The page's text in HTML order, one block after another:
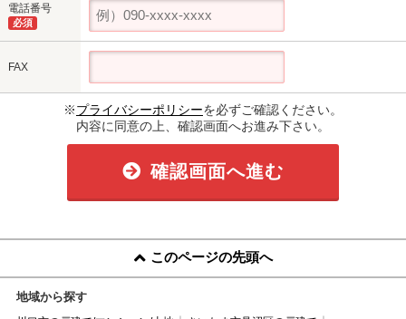
電話番号
必須
FAX
※プライバシーポリシーを必ずご確認ください。
内容に同意の上、確認画面へお進み下さい。
確認画面へ進む
このページの先頭へ
地域から探す